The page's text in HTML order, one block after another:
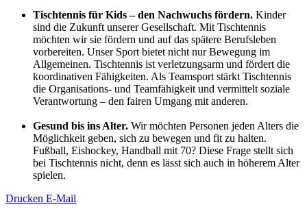
Tischtennis für Kids – den Nachwuchs fördern. Kinder
sind die Zukunft unserer Gesellschaft. Mit Tischtennis
möchten wir sie fördern und auf das spätere Berufsleben
vorbereiten. Unser Sport bietet nicht nur Bewegung im
Allgemeinen. Tischtennis ist verletzungsarm und fördert die
koordinativen Fähigkeiten. Als Teamsport stärkt Tischtennis
die Organisations- und Teamfähigkeit und vermittelt soziale
Verantwortung – den fairen Umgang mit anderen.
Gesund bis ins Alter. Wir möchten Personen jeden Alters die
Möglichkeit geben, sich zu bewegen und fit zu halten.
Fußball, Eishockey, Handball mit 70? Diese Frage stellt sich
bei Tischtennis nicht, denn es lässt sich auch in höherem Alter
spielen.
Drucken E-Mail